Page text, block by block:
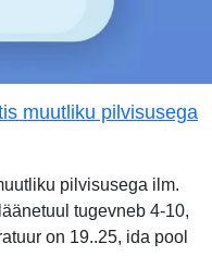
muutliku pilvisusega
pilvisusega ilm.
tugevneb 4-10,
on 19..25, ida pool